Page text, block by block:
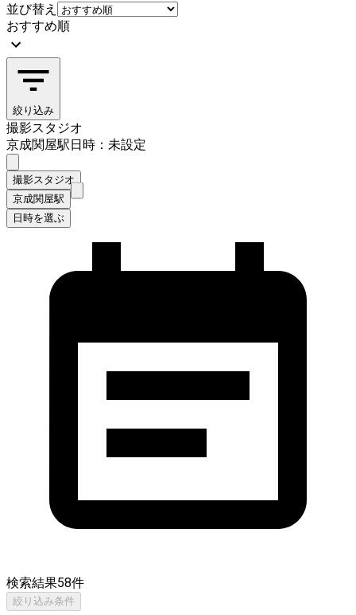
並び替え
おすすめ順
絞り込み
撮影スタジオ
京成関屋駅日時：未設定
撮影スタジオ
京成関屋駅
日時を選ぶ
検索結果58件
絞り込み条件